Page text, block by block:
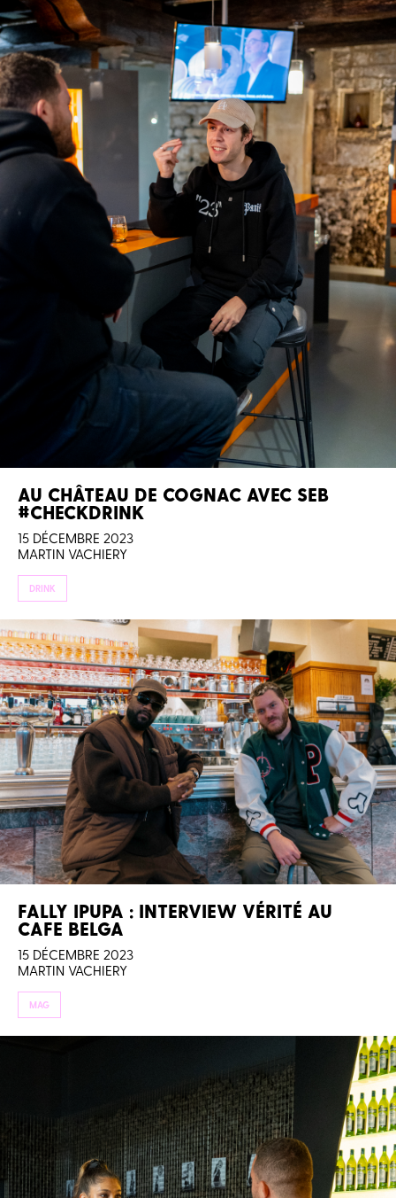
AU CHÂTEAU DE COGNAC AVEC SEB
#CHECKDRINK
15 DÉCEMBRE 2023
MARTIN VACHIERY
DRINK
FALLY IPUPA : INTERVIEW VÉRITÉ AU
CAFE BELGA
15 DÉCEMBRE 2023
MARTIN VACHIERY
MAG